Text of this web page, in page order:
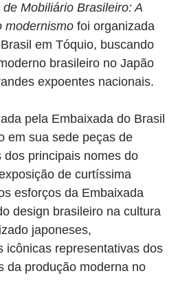
de Mobiliário Brasileiro: A
modernismo foi organizada
em Tóquio, buscando
brasileiro no Japão
expoentes nacionais.
pela Embaixada do Brasil
em sua sede peças de
dos principais nomes do
de curtíssima
esforços da Embaixada
design brasileiro na cultura
japoneses,
icônicas representativas dos
da produção moderna no